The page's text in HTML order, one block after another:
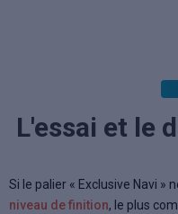
L'essai et le
Si le palier « Exclusive Navi »
niveau de finition, le plus